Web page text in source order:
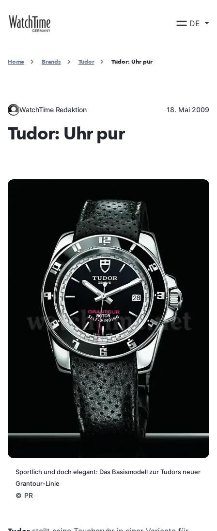
DE
Home Brands Tudor Tudor: Uhr pur
WatchTime Redaktion 18. Mai 2009
Tudor: Uhr pur
Sportlich und doch elegant: Das Basismodell zur Tudors neuer
Grantour-Linie
© PR